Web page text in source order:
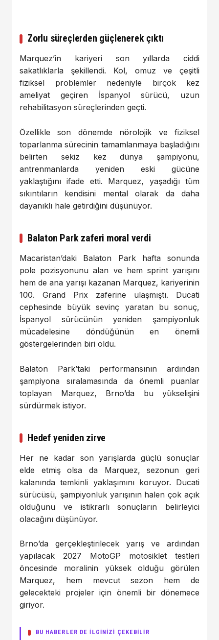
Zorlu süreçlerden güçlenerek çıktı
Marquez’in kariyeri son yıllarda ciddi
sakatlıklarla şekillendi. Kol, omuz ve çeşitli
fiziksel problemler nedeniyle birçok kez
ameliyat geçiren İspanyol sürücü, uzun
rehabilitasyon süreçlerinden geçti.
Özellikle son dönemde nörolojik ve fiziksel
toparlanma sürecinin tamamlanmaya başladığını
belirten sekiz kez dünya şampiyonu,
antrenmanlarda yeniden eski gücüne
yaklaştığını ifade etti. Marquez, yaşadığı tüm
sıkıntıların kendisini mental olarak da daha
dayanıklı hale getirdiğini düşünüyor.
Balaton Park zaferi moral verdi
Macaristan’daki Balaton Park hafta sonunda
pole pozisyonunu alan ve hem sprint yarışını
hem de ana yarışı kazanan Marquez, kariyerinin
100. Grand Prix zaferine ulaşmıştı. Ducati
cephesinde büyük sevinç yaratan bu sonuç,
İspanyol sürücünün yeniden şampiyonluk
mücadelesine döndüğünün en önemli
göstergelerinden biri oldu.
Balaton Park’taki performansının ardından
şampiyona sıralamasında da önemli puanlar
toplayan Marquez, Brno’da bu yükselişini
sürdürmek istiyor.
Hedef yeniden zirve
Her ne kadar son yarışlarda güçlü sonuçlar
elde etmiş olsa da Marquez, sezonun geri
kalanında temkinli yaklaşımını koruyor. Ducati
sürücüsü, şampiyonluk yarışının halen çok açık
olduğunu ve istikrarlı sonuçların belirleyici
olacağını düşünüyor.
Brno’da gerçekleştirilecek yarış ve ardından
yapılacak 2027 MotoGP motosiklet testleri
öncesinde moralinin yüksek olduğu görülen
Marquez, hem mevcut sezon hem de
gelecekteki projeler için önemli bir dönemece
giriyor.
BU HABERLER DE İLGİNİZİ ÇEKEBİLİR